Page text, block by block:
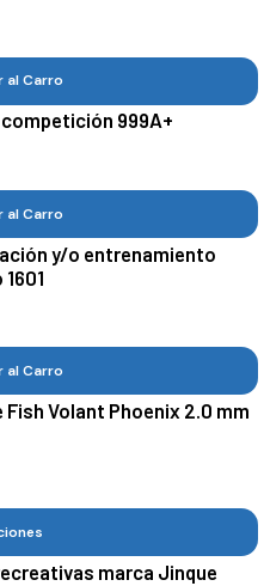
al Carro
999A+
al Carro
y/o entrenamiento
al Carro
Fish Volant Phoenix 2.0 mm
marca Jinque